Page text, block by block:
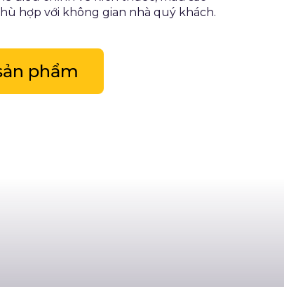
hợp với không gian nhà quý khách.
phẩm